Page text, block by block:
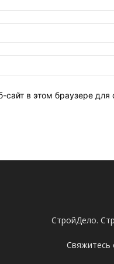
сайт в этом браузере
СтройДело.
Свяжитесь